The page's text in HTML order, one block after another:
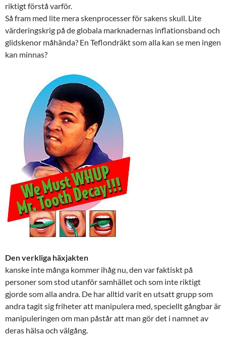
riktigt förstå varför.
Så fram med lite mera skenprocesser för sakens skull. Lite
värderingskrig på de globala marknadernas inflationsband och
glidskenor måhända? En Teflondräkt som alla kan se men ingen
kan minnas?
Den verkliga häxjakten
kanske inte många kommer ihåg nu, den var faktiskt på
personer som stod utanför samhället och som inte riktigt
gjorde som alla andra. De har alltid varit en utsatt grupp som
andra tagit sig friheter att manipulera med, speciellt gångbar är
manipuleringen om man påstår att man gör det i namnet av
deras hälsa och välgång.